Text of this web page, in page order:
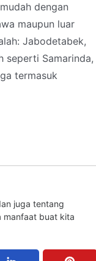
dengan
maupun luar
Jabodetabek,
seperti Samarinda,
termasuk
juga tentang
manfaat buat kita